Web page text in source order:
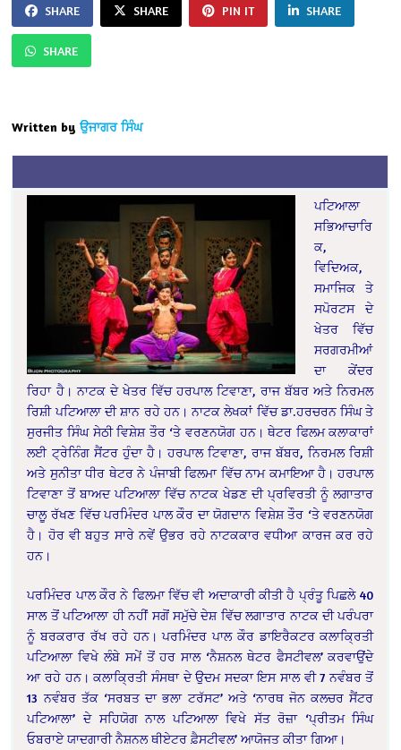
SHARE SHARE PIN IT SHARE
SHARE
Written by ਉਜਾਗਰ ਸਿੰਘ
ਪਟਿਆਲਾ
ਸਭਿਆਚਾਰਿ
ਕ,
ਵਿਦਿਅਕ,
ਸਮਾਜਿਕ ਤੇ
ਸਪੋਰਟਸ ਦੇ
ਖੇਤਰ ਵਿੱਚ
ਸਰਗਰਮੀਆਂ
ਦਾ ਕੇਂਦਰ
ਰਿਹਾ ਹੈ। ਨਾਟਕ ਦੇ ਖੇਤਰ ਵਿੱਚ ਹਰਪਾਲ ਟਿਵਾਣਾ, ਰਾਜ ਬੱਬਰ ਅਤੇ ਨਿਰਮਲ
ਰਿਸ਼ੀ ਪਟਿਆਲਾ ਦੀ ਸ਼ਾਨ ਰਹੇ ਹਨ। ਨਾਟਕ ਲੇਖਕਾਂ ਵਿੱਚ ਡਾ.ਹਰਚਰਨ ਸਿੰਘ ਤੇ
ਸੁਰਜੀਤ ਸਿੰਘ ਸੇਠੀ ਵਿਸ਼ੇਸ਼ ਤੌਰ ‘ਤੇ ਵਰਣਨਯੋਗ ਹਨ। ਥੇਟਰ ਫਿਲਮ ਕਲਾਕਾਰਾਂ
ਲਈ ਟ੍ਰੇਨਿੰਗ ਸੈਂਟਰ ਹੁੰਦਾ ਹੈ। ਹਰਪਾਲ ਟਿਵਾਣਾ, ਰਾਜ ਬੱਬਰ, ਨਿਰਮਲ ਰਿਸ਼ੀ
ਅਤੇ ਸੁਨੀਤਾ ਧੀਰ ਥੇਟਰ ਨੇ ਪੰਜਾਬੀ ਫਿਲਮਾ ਵਿੱਚ ਨਾਮ ਕਮਾਇਆ ਹੈ। ਹਰਪਾਲ
ਟਿਵਾਣਾ ਤੋਂ ਬਾਅਦ ਪਟਿਆਲਾ ਵਿੱਚ ਨਾਟਕ ਖੇਡਣ ਦੀ ਪ੍ਰਵਿਰਤੀ ਨੂੰ ਲਗਾਤਾਰ
ਚਾਲੂ ਰੱਖਣ ਵਿੱਚ ਪਰਮਿੰਦਰ ਪਾਲ ਕੌਰ ਦਾ ਯੋਗਦਾਨ ਵਿਸ਼ੇਸ਼ ਤੌਰ ‘ਤੇ ਵਰਣਨਯੋਗ
ਹੈ। ਹੋਰ ਵੀ ਬਹੁਤ ਸਾਰੇ ਨਵੇਂ ਉਭਰ ਰਹੇ ਨਾਟਕਕਾਰ ਵਧੀਆ ਕਾਰਜ ਕਰ ਰਹੇ
ਹਨ।
ਪਰਮਿੰਦਰ ਪਾਲ ਕੌਰ ਨੇ ਫਿਲਮਾ ਵਿੱਚ ਵੀ ਅਦਾਕਾਰੀ ਕੀਤੀ ਹੈ ਪ੍ਰੰਤੂ ਪਿਛਲੇ 40
ਸਾਲ ਤੋਂ ਪਟਿਆਲਾ ਹੀ ਨਹੀਂ ਸਗੋਂ ਸਮੁੱਚੇ ਦੇਸ਼ ਵਿੱਚ ਲਗਾਤਾਰ ਨਾਟਕ ਦੀ ਪਰੰਪਰਾ
ਨੂੰ ਬਰਕਰਾਰ ਰੱਖ ਰਹੇ ਹਨ। ਪਰਮਿੰਦਰ ਪਾਲ ਕੌਰ ਡਾਇਰੈਕਟਰ ਕਲਾਕ੍ਰਿਤੀ
ਪਟਿਆਲਾ ਵਿਖੇ ਲੰਬੇ ਸਮੇਂ ਤੋਂ ਹਰ ਸਾਲ ‘ਨੈਸ਼ਨਲ ਥੇਟਰ ਫੈਸਟੀਵਲ’ ਕਰਵਾਉਂਦੇ
ਆ ਰਹੇ ਹਨ। ਕਲਾਕ੍ਰਿਤੀ ਸੰਸਥਾ ਦੇ ਉਦਮ ਸਦਕਾ ਇਸ ਸਾਲ ਵੀ 7 ਨਵੰਬਰ ਤੋਂ
13 ਨਵੰਬਰ ਤੱਕ ‘ਸਰਬਤ ਦਾ ਭਲਾ ਟਰੱਸਟ’ ਅਤੇ ‘ਨਾਰਥ ਜੋਨ ਕਲਚਰ ਸੈਂਟਰ
ਪਟਿਆਲਾ’ ਦੇ ਸਹਿਯੋਗ ਨਾਲ ਪਟਿਆਲਾ ਵਿਖੇ ਸੱਤ ਰੋਜ਼ਾ ‘ਪ੍ਰੀਤਮ ਸਿੰਘ
ਓਬਰਾਏ ਯਾਦਗਾਰੀ ਨੈਸ਼ਨਲ ਥੀਏਟਰ ਫ਼ੈਸਟੀਵਲ’ ਆਯੋਜਤ ਕੀਤਾ ਗਿਆ।